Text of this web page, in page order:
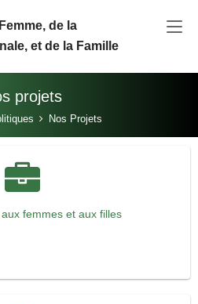
de la
et de la Famille
projets
Nos Projets
femmes et aux filles